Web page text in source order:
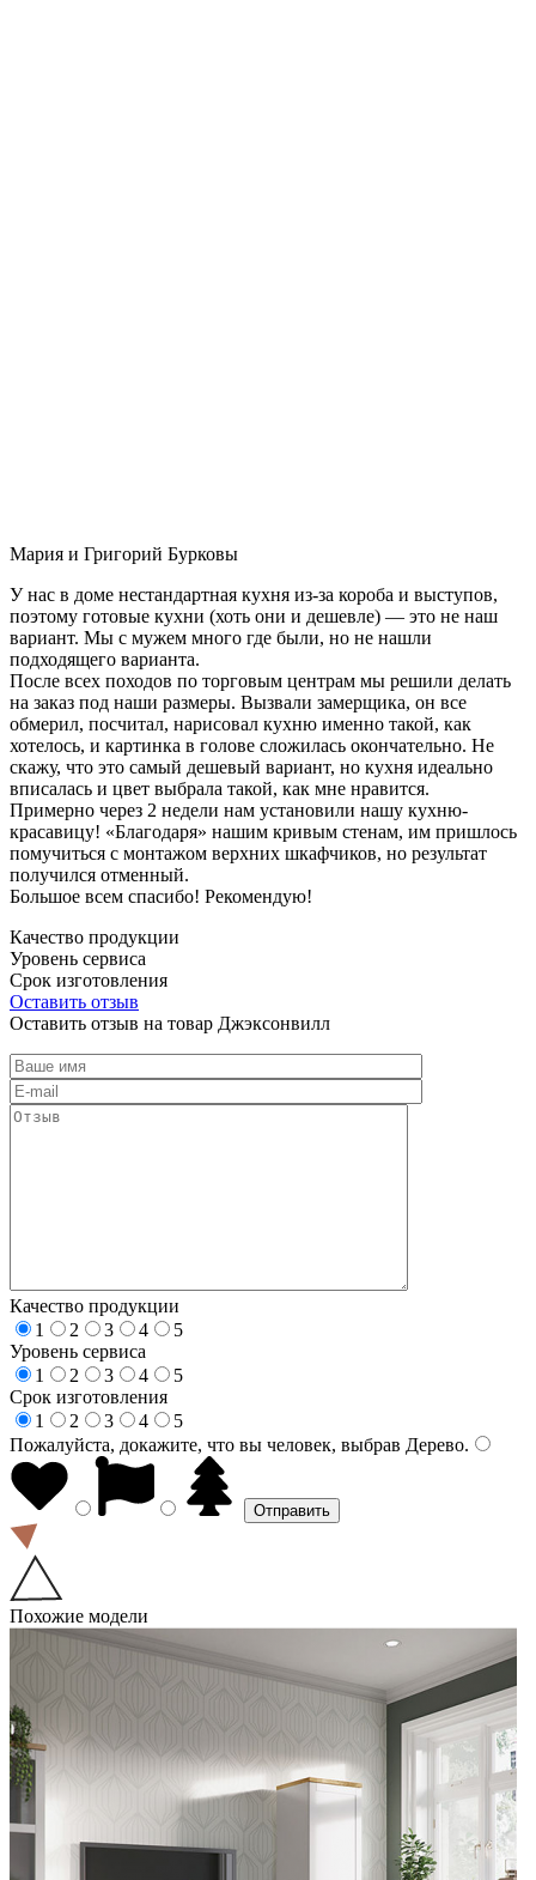
Мария и Григорий Бурковы
У нас в доме нестандартная кухня из-за короба и выступов,
поэтому готовые кухни (хоть они и дешевле) — это не наш
вариант. Мы с мужем много где были, но не нашли
подходящего варианта.
После всех походов по торговым центрам мы решили делать
на заказ под наши размеры. Вызвали замерщика, он все
обмерил, посчитал, нарисовал кухню именно такой, как
хотелось, и картинка в голове сложилась окончательно. Не
скажу, что это самый дешевый вариант, но кухня идеально
вписалась и цвет выбрала такой, как мне нравится.
Примерно через 2 недели нам установили нашу кухню-
красавицу! «Благодаря» нашим кривым стенам, им пришлось
помучиться с монтажом верхних шкафчиков, но результат
получился отменный.
Большое всем спасибо! Рекомендую!
Качество продукции
Уровень сервиса
Срок изготовления
Оставить отзыв
Оставить отзыв на товар Джэксонвилл
Качество продукции
1
2 3 4
5
Уровень сервиса
1
2 3 4
5
Срок изготовления
1
2 3 4
5
Пожалуйста, докажите, что вы человек, выбрав Дерево.
Похожие модели